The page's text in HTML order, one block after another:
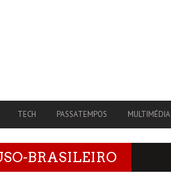
TECH PASSATEMPOS MULTIMÉDIA
BRASILEIRO